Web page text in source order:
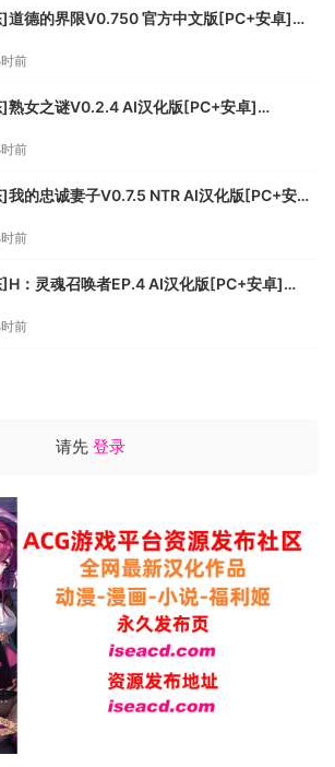
道德的界限V0.750 官方中文版[PC+安卓]
前
熟女之谜V0.2.4 AI汉化版[PC+安卓]
前
的忠诚妻子V0.7.5 NTR AI汉化版[PC+安卓]
前
：灵魂召唤者EP.4 AI汉化版[PC+安卓]
前
请先 登录